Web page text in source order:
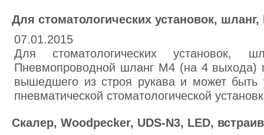
Для стоматологических установок,
07.01.2015
Для стоматологических установок,
Пневмопроводной шланг М4 (на 4 выхода)
вышедшего из строя рукава и может быть
пневматической стоматологической
Скалер, Woodpecker, UDS-N3, LED,